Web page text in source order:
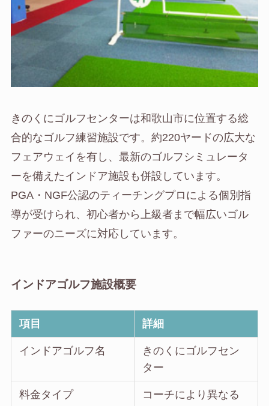
きのくにゴルフセンターは和歌山市に位置する総
合的なゴルフ練習施設です。約220ヤードの広大な
フェアウェイを有し、最新のゴルフシミュレータ
ーを備えたインドア施設も併設しています。
PGA・NGF公認のティーチングプロによる個別指
導が受けられ、初心者から上級者まで幅広いゴル
ファーのニーズに対応しています。
インドアゴルフ施設概要
項目 詳細
インドアゴルフ名
きのくにゴルフセン
ター
料金タイプ コーチにより異なる